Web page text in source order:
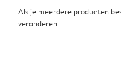
Als je meerdere producten
veranderen.